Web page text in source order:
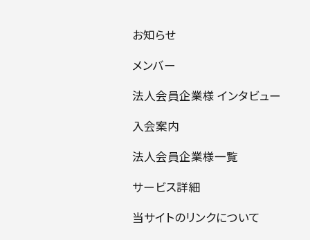
お知らせ
メンバー
法人会員企業様 インタビュー
入会案内
法人会員企業様一覧
サービス詳細
当サイトのリンクについて